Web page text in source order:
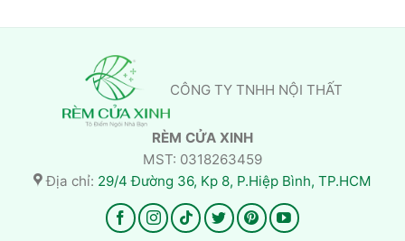
CÔNG TY TNHH NỘI THẤT
RÈM CỬA XINH
MST: 0318263459
Địa chỉ: 29/4 Đường 36, Kp 8, P.Hiệp Bình, TP.HCM